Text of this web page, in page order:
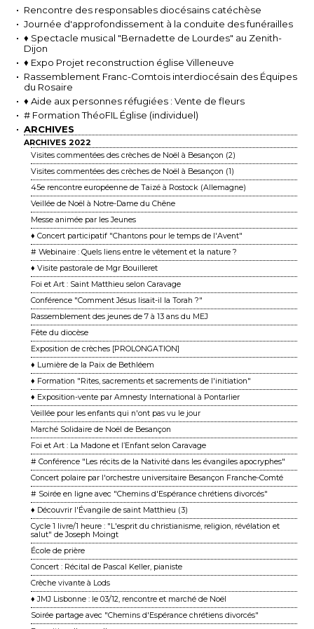
Rencontre des responsables diocésains catéchèse
Journée d'approfondissement à la conduite des funérailles
♦ Spectacle musical "Bernadette de Lourdes" au Zenith-
Dijon
♦ Expo Projet reconstruction église Villeneuve
Rassemblement Franc-Comtois interdiocésain des Équipes
du Rosaire
♦ Aide aux personnes réfugiées : Vente de fleurs
# Formation ThéoFIL Église (individuel)
ARCHIVES
ARCHIVES 2022
Visites commentées des crèches de Noël à Besançon (2)
Visites commentées des crèches de Noël à Besançon (1)
45e rencontre européenne de Taizé à Rostock (Allemagne)
Veillée de Noël à Notre-Dame du Chêne
Messe animée par les Jeunes
♦ Concert participatif "Chantons pour le temps de l'Avent"
# Webinaire : Quels liens entre le vêtement et la nature ?
♦ Visite pastorale de Mgr Bouilleret
Foi et Art : Saint Matthieu selon Caravage
Conférence "Comment Jésus lisait-il la Torah ?"
Rassemblement des jeunes de 7 à 13 ans du MEJ
Fête du diocèse
Exposition de crèches [PROLONGATION]
♦ Lumière de la Paix de Bethléem
♦ Formation "Rites, sacrements et sacrements de l'initiation"
♦ Exposition-vente par Amnesty International à Pontarlier
Veillée pour les enfants qui n'ont pas vu le jour
Marché Solidaire de Noël de Besançon
Foi et Art : La Madone et l’Enfant selon Caravage
# Conférence "Les récits de la Nativité dans les évangiles apocryphes"
Concert polaire par l'orchestre universitaire Besançon Franche-Comté
# Soirée en ligne avec "Chemins d'Espérance chrétiens divorcés"
♦ Découvrir l'Évangile de saint Matthieu (3)
Cycle 1 livre/1 heure : "L'esprit du christianisme, religion, révélation et
salut" de Joseph Moingt
École de prière
Concert : Récital de Pascal Keller, pianiste
Crèche vivante à Lods
♦ JMJ Lisbonne : le 03/12, rencontre et marché de Noël
Soirée partage avec "Chemins d'Espérance chrétiens divorcés"